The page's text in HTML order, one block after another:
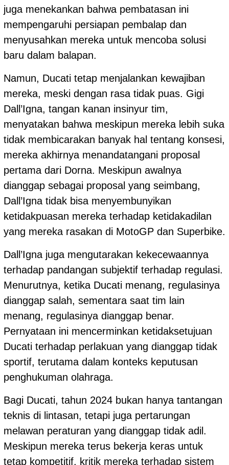
juga menekankan bahwa pembatasan ini
mempengaruhi persiapan pembalap dan
menyusahkan mereka untuk mencoba solusi
baru dalam balapan.
Namun, Ducati tetap menjalankan kewajiban
mereka, meski dengan rasa tidak puas. Gigi
Dall’Igna, tangan kanan insinyur tim,
menyatakan bahwa meskipun mereka lebih suka
tidak membicarakan banyak hal tentang konsesi,
mereka akhirnya menandatangani proposal
pertama dari Dorna. Meskipun awalnya
dianggap sebagai proposal yang seimbang,
Dall’Igna tidak bisa menyembunyikan
ketidakpuasan mereka terhadap ketidakadilan
yang mereka rasakan di MotoGP dan Superbike.
Dall’Igna juga mengutarakan kekecewaannya
terhadap pandangan subjektif terhadap regulasi.
Menurutnya, ketika Ducati menang, regulasinya
dianggap salah, sementara saat tim lain
menang, regulasinya dianggap benar.
Pernyataan ini mencerminkan ketidaksetujuan
Ducati terhadap perlakuan yang dianggap tidak
sportif, terutama dalam konteks keputusan
penghukuman olahraga.
Bagi Ducati, tahun 2024 bukan hanya tantangan
teknis di lintasan, tetapi juga pertarungan
melawan peraturan yang dianggap tidak adil.
Meskipun mereka terus bekerja keras untuk
tetap kompetitif, kritik mereka terhadap sistem